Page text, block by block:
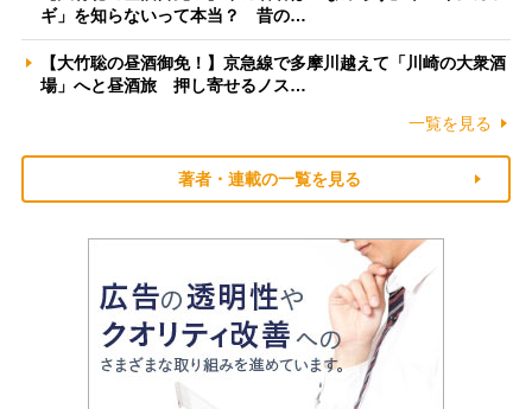
ギ」を知らないって本当？ 昔の…
【大竹聡の昼酒御免！】京急線で多摩川越えて「川崎の大衆酒
場」へと昼酒旅 押し寄せるノス…
一覧を見る
著者・連載の一覧を見る